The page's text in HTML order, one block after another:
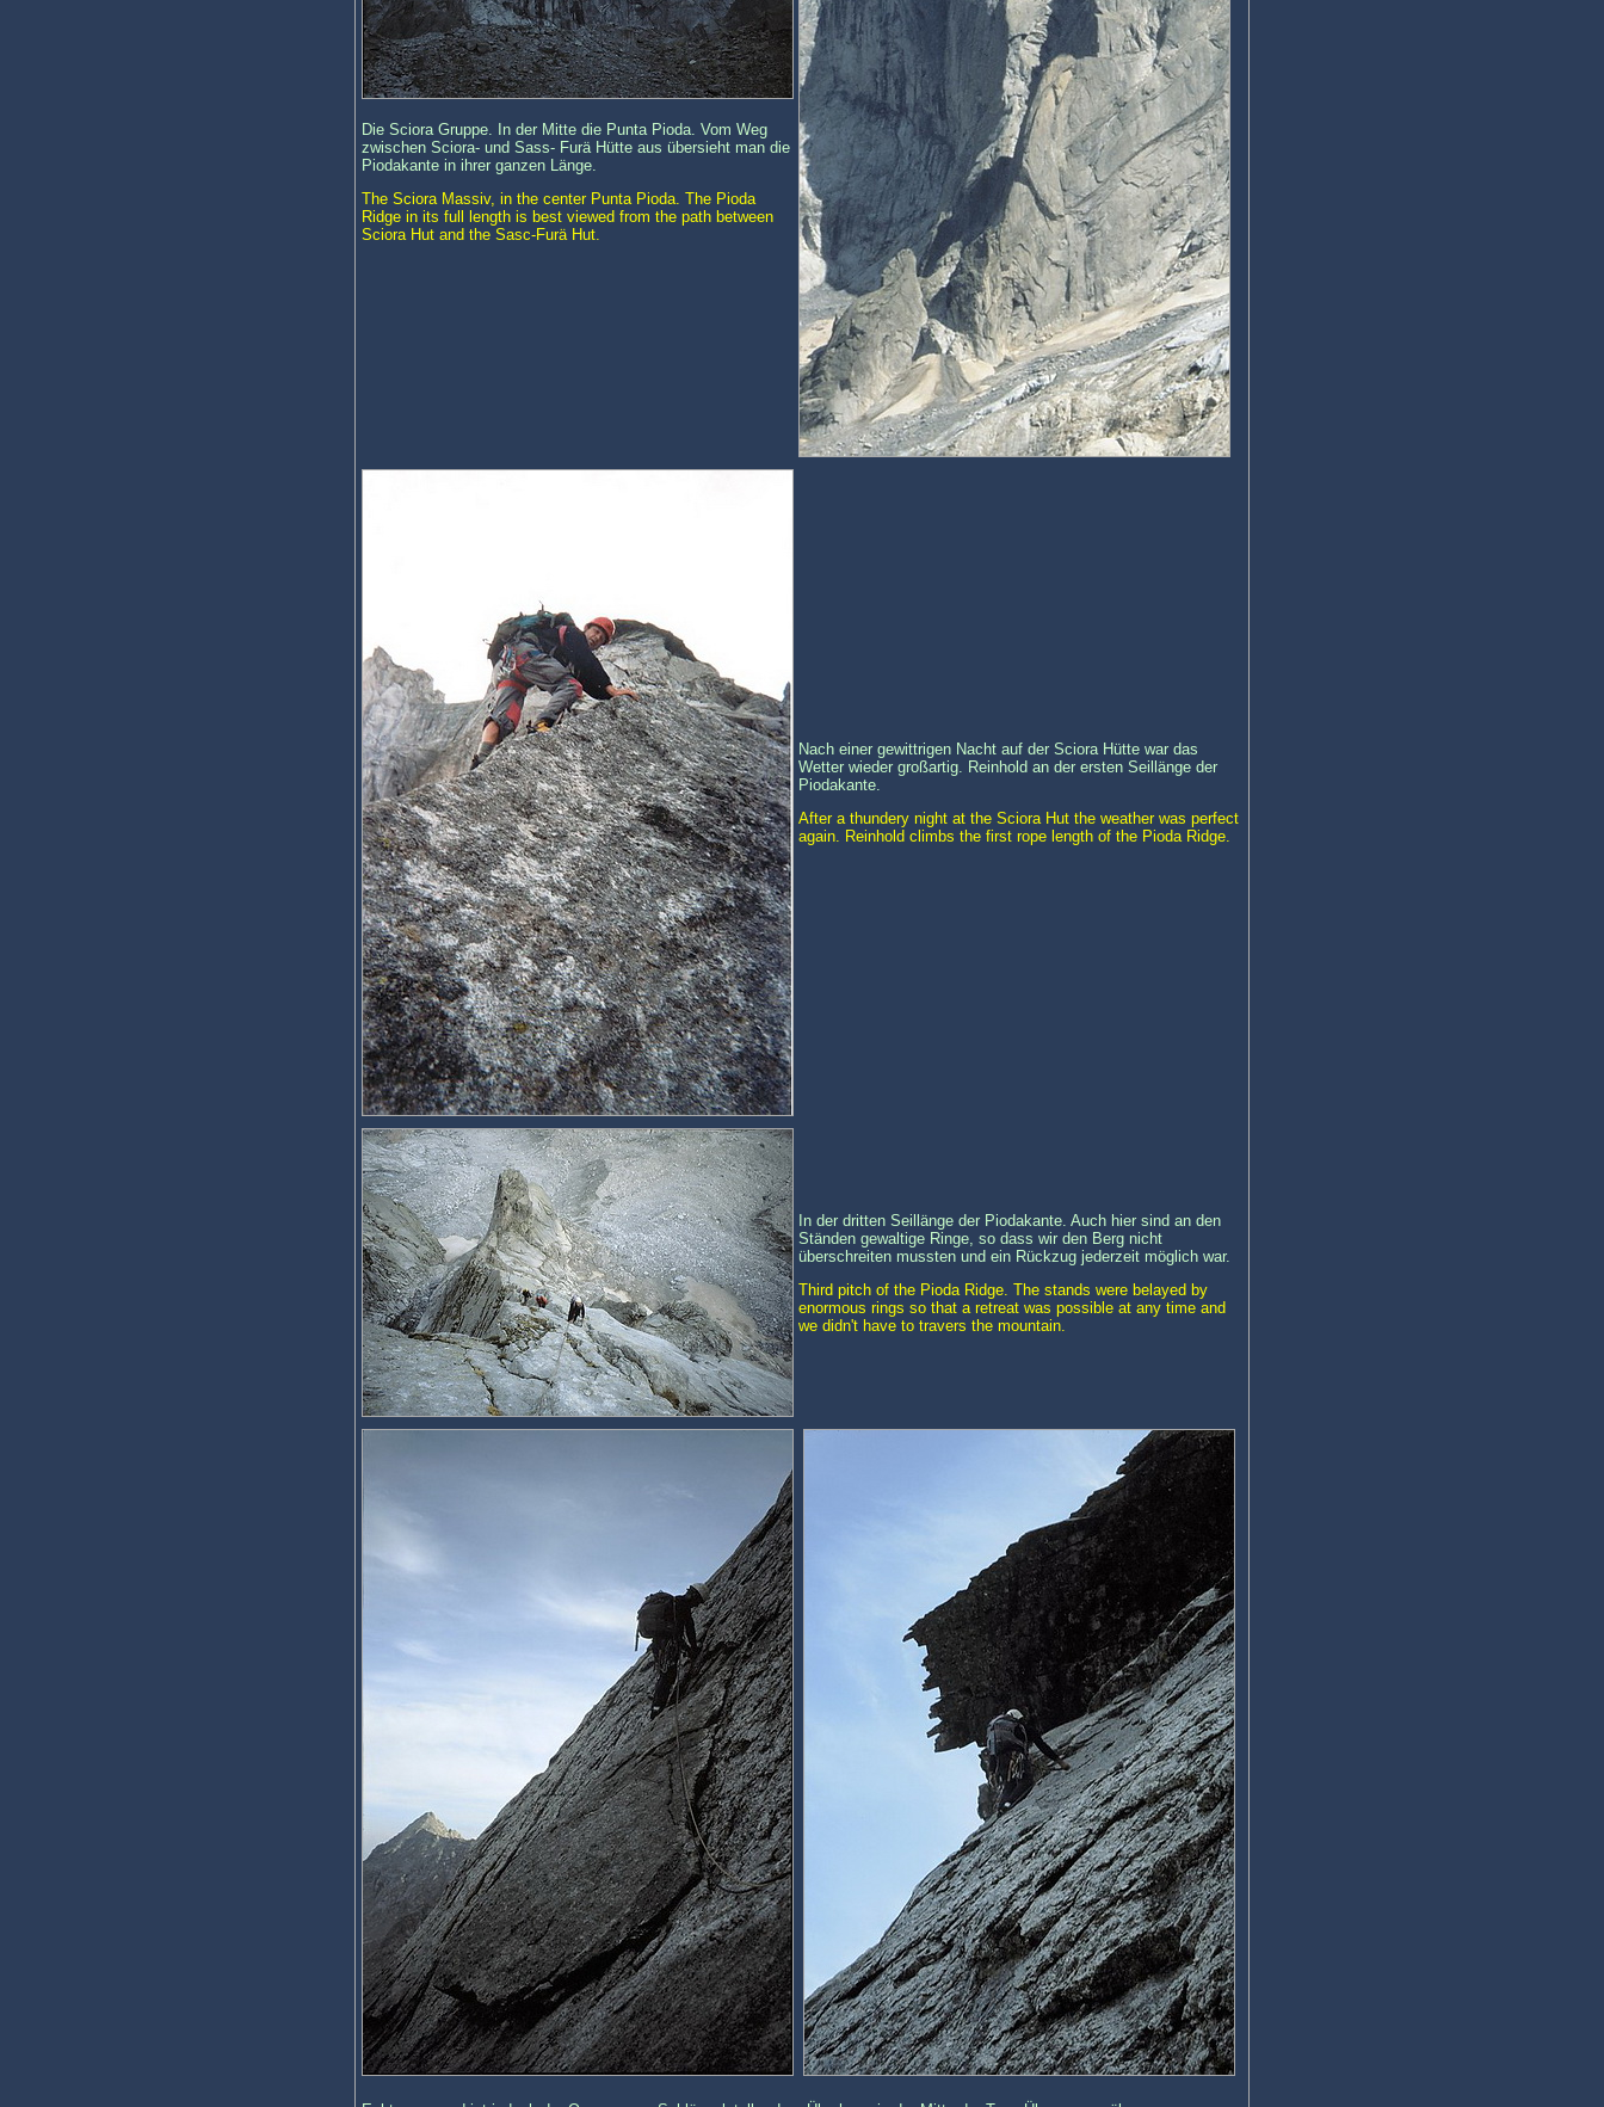
Die Sciora Gruppe. In der Mitte die Punta Pioda. Vom Weg
zwischen Sciora- und Sass- Furä Hütte aus übersieht man die
Piodakante in ihrer ganzen Länge.
The Sciora Massiv, in the center Punta Pioda. The Pioda
Ridge in its full length is best viewed from the path between
Sciora Hut and the Sasc-Furä Hut.
Nach einer gewittrigen Nacht auf der Sciora Hütte war das
Wetter wieder großartig. Reinhold an der ersten Seillänge der
Piodakante.
After a thundery night at the Sciora Hut the weather was perfect
again. Reinhold climbs the first rope length of the Pioda Ridge.
In der dritten Seillänge der Piodakante. Auch hier sind an den
Ständen gewaltige Ringe, so dass wir den Berg nicht
überschreiten mussten und ein Rückzug jederzeit möglich war.
Third pitch of the Pioda Ridge. The stands were belayed by
enormous rings so that a retreat was possible at any time and
we didn't have to travers the mountain.